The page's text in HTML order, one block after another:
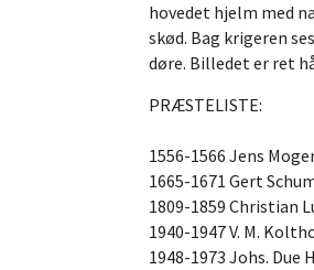
hovedet hjelm med
skød. Bag krigeren
døre. Billedet er ret
PRÆSTELISTE:
1556-1566 Jens
1665-1671 Gert
1809-1859 Christian
1940-1947 V. M.
1948-1973 Johs. Due